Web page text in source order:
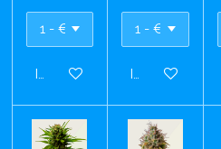
In winkelwagenIn